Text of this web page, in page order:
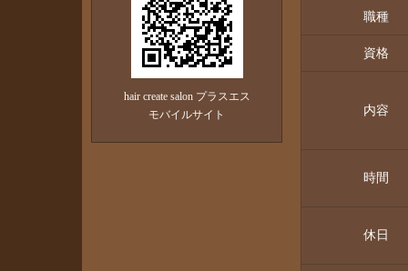
職種
資格
内容
時間
休日
hair create salon プラスエス
モバイルサイト